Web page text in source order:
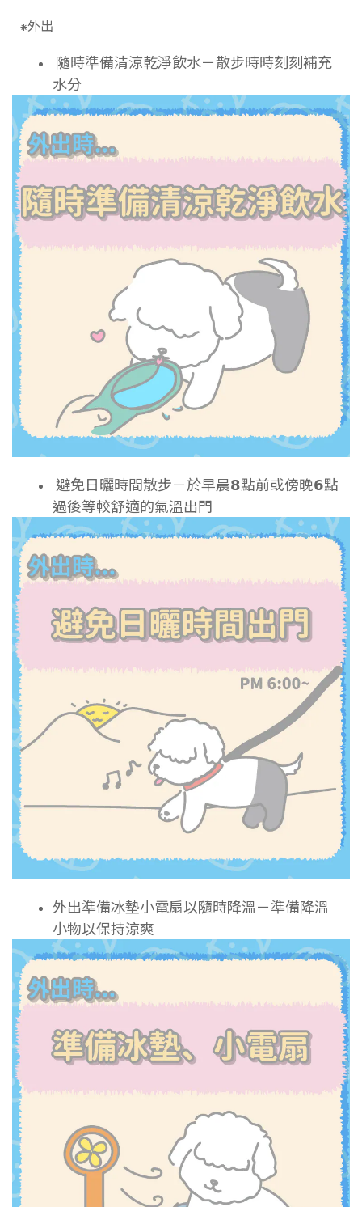
⁕外出
隨時準備清涼乾淨飲水－散步時時刻刻補充
水分
避免日曬時間散步－於早晨𝟴點前或傍晚𝟲點
過後等較舒適的氣溫出門
外出準備冰墊小電扇以隨時降溫－準備降溫
小物以保持涼爽